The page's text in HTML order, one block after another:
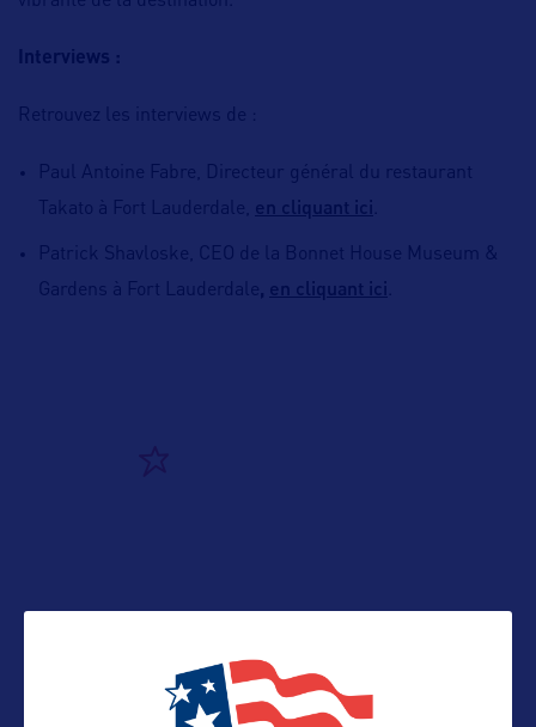
Interviews :
Retrouvez les interviews de :
Paul Antoine Fabre, Directeur général du restaurant
Takato à Fort Lauderdale, en cliquant ici
Patrick Shavloske, CEO de la Bonnet House Museum &
Gardens à Fort Lauderdale, en cliquant ici
1700 SE 17th St,
Fort Lauderdale, FL 33316, États-Unis